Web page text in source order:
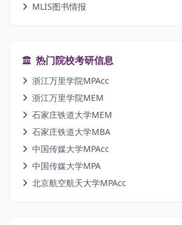
MLIS图书情报
热门院校考研信息
浙江万里学院MPAcc
浙江万里学院MEM
石家庄铁道大学MEM
石家庄铁道大学MBA
中国传媒大学MPAcc
中国传媒大学MPA
北京航空航天大学MPAcc